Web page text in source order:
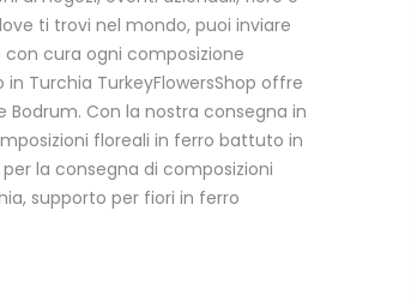
ti trovi nel mondo, puoi inviare
cura ogni composizione
Turchia TurkeyFlowersShop offre
Con la nostra consegna in
floreali in ferro battuto in
la consegna di composizioni
supporto per fiori in ferro